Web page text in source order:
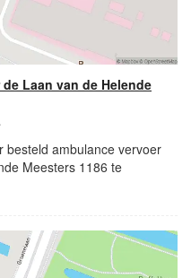
Laan van de Helende
besteld ambulance vervoer
Meesters 1186 te